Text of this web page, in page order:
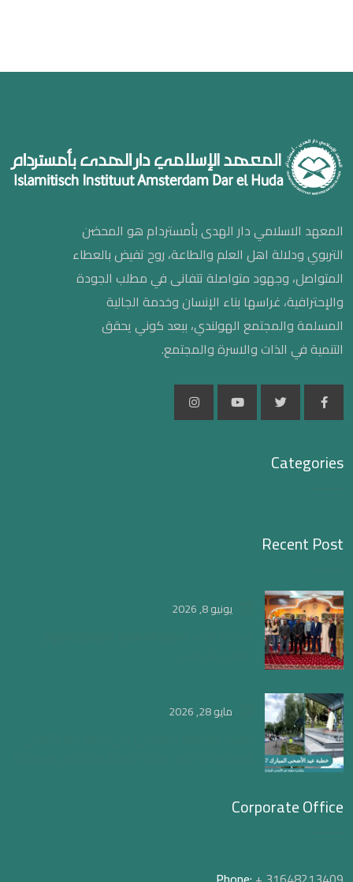
المعهد الاسلامي دار الهدى بأمستردام هو المحضن
التربوي ودلالة اهل العلم والطاعة، روح تفيض بالعطاء
المتواصل، وجهود متواصلة تتفانى في مطلب الجودة
والإحترافية، غراسها بناء الإنسان وخدمة الجالية
المسلمة والمجتمع الهولندي، ببعد كوني يحقق
التنمية في الذات والاسرة والمجتمع.
Categories
Recent Post
يونيو 8, 2026
مايو 28, 2026
Corporate Office